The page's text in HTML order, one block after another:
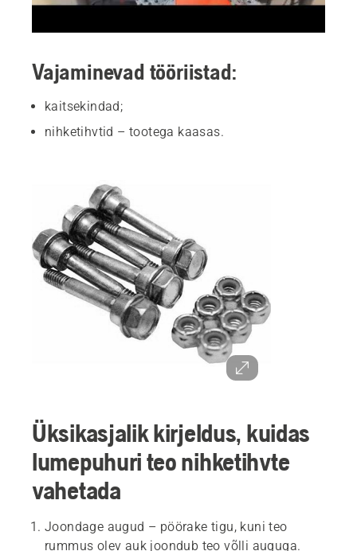
Vajaminevad tööriistad:
kaitsekindad;
nihketihvtid – tootega kaasas.
Üksikasjalik kirjeldus, kuidas
lumepuhuri teo nihketihvte
vahetada
Joondage augud – pöörake tigu, kuni teo
rummus olev auk joondub teo võlli auguga.